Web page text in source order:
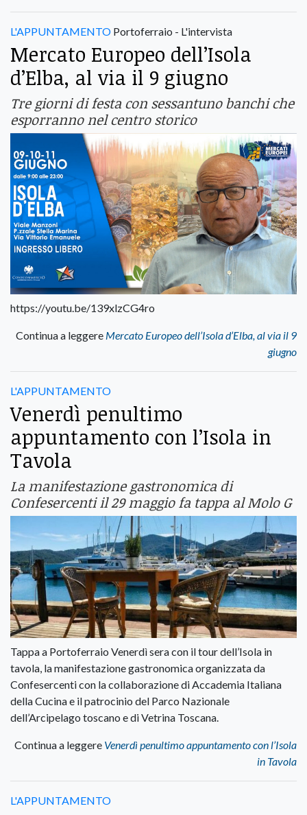
L'APPUNTAMENTO Portoferraio - L'intervista
Mercato Europeo dell’Isola
d’Elba, al via il 9 giugno
Tre giorni di festa con sessantuno banchi che
esporranno nel centro storico
https://youtu.be/139xlzCG4ro
Continua a leggere Mercato Europeo dell’Isola d’Elba, al via il 9
giugno
L'APPUNTAMENTO
Venerdì penultimo
appuntamento con l’Isola in
Tavola
La manifestazione gastronomica di
Confesercenti il 29 maggio fa tappa al Molo G
Tappa a Portoferraio Venerdì sera con il tour dell’Isola in
tavola, la manifestazione gastronomica organizzata da
Confesercenti con la collaborazione di Accademia Italiana
della Cucina e il patrocinio del Parco Nazionale
dell’Arcipelago toscano e di Vetrina Toscana.
Continua a leggere Venerdì penultimo appuntamento con l’Isola
in Tavola
L'APPUNTAMENTO